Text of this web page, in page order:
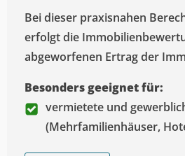
Bei dieser praxisnahen
erfolgt die
abgeworfenen Ertrag der
Besonders geeignet für:
vermietete und
(Mehrfamilienhäuser,